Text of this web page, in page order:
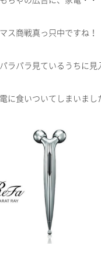
ス商戦真っ只中ですね！
ラパラ見ているうちに見
に食いついてしまいまし